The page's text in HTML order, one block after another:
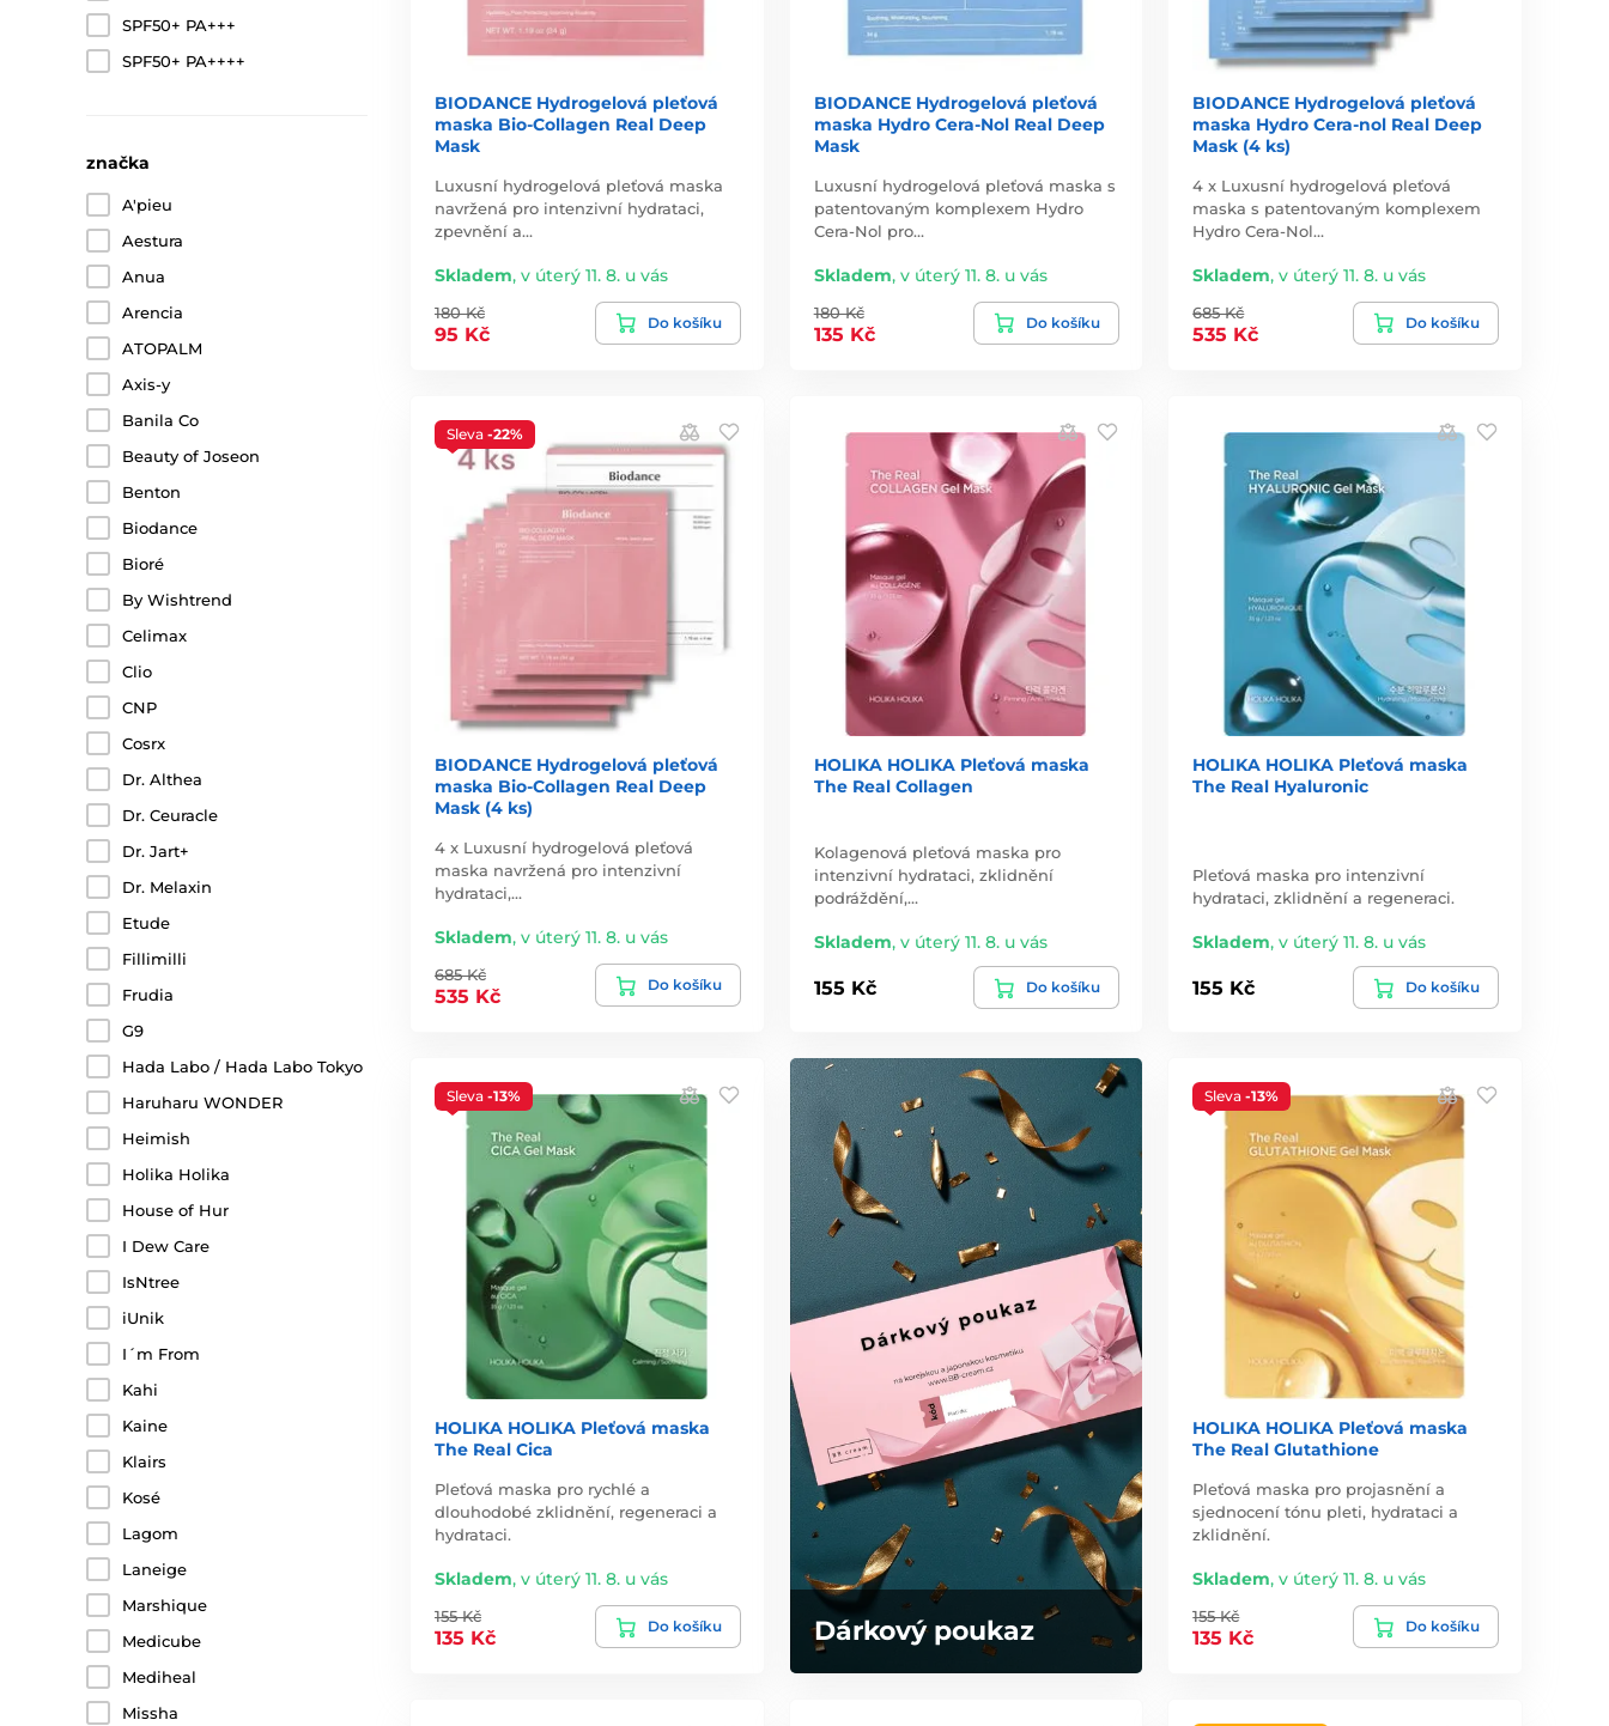
SPF50+ PA+++
SPF50+ PA++++
značka
A'pieu
Aestura
Anua
Arencia
ATOPALM
Axis-y
Banila Co
Beauty of Joseon
Benton
Biodance
Bioré
By Wishtrend
Celimax
Clio
CNP
Cosrx
Dr. Althea
Dr. Ceuracle
Dr. Jart+
Dr. Melaxin
Etude
Fillimilli
Frudia
G9
Hada Labo / Hada Labo Tokyo
Haruharu WONDER
Heimish
Holika Holika
House of Hur
I Dew Care
IsNtree
iUnik
I´m From
Kahi
Kaine
Klairs
Kosé
Lagom
Laneige
Marshique
Medicube
Mediheal
Missha
BIODANCE Hydrogelová pleťová
maska Bio-Collagen Real Deep
Mask
Luxusní hydrogelová pleťová maska
navržená pro intenzivní hydrataci,
zpevnění a…
Skladem, v úterý 11. 8. u vás
180 Kč
95 Kč
Do košíku
BIODANCE Hydrogelová pleťová
maska Hydro Cera-Nol Real Deep
Mask
Luxusní hydrogelová pleťová maska s
patentovaným komplexem Hydro
Cera-Nol pro…
Skladem, v úterý 11. 8. u vás
180 Kč
135 Kč
Do košíku
BIODANCE Hydrogelová pleťová
maska Hydro Cera-nol Real Deep
Mask (4 ks)
4 x Luxusní hydrogelová pleťová
maska s patentovaným komplexem
Hydro Cera-Nol…
Skladem,v úterý 11. 8. u vás
685 Kč
535 Kč
Do košíku
Sleva -22%
BIODANCE Hydrogelová pleťová
maska Bio-Collagen Real Deep
Mask (4 ks)
4 x Luxusní hydrogelová pleťová
maska navržená pro intenzivní
hydrataci,…
Skladem, v úterý 11. 8. u vás
685 Kč
535 Kč
Do košíku
HOLIKA HOLIKA Pleťová maska
The Real Collagen
Kolagenová pleťová maska pro
intenzivní hydrataci, zklidnění
podráždění,…
Skladem, v úterý 11. 8. u vás
155 Kč Do košíku
HOLIKA HOLIKA Pleťová maska
The Real Hyaluronic
Pleťová maska pro intenzivní
hydrataci, zklidnění a regeneraci.
Skladem,v úterý 11. 8. u vás
155 Kč Do košíku
Sleva -13%
HOLIKA HOLIKA Pleťová maska
The Real Cica
Pleťová maska pro rychlé a
dlouhodobé zklidnění, regeneraci a
hydrataci.
Skladem, v úterý 11. 8. u vás
155 Kč
135 Kč
Do košíku Dárkový poukaz
Sleva-13%
HOLIKA HOLIKA Pleťová maska
The Real Glutathione
Pleťová maska pro projasnění a
sjednocení tónu pleti, hydrataci a
zklidnění.
Skladem,v úterý 11. 8. u vás
155 Kč
135 Kč
Do košíku